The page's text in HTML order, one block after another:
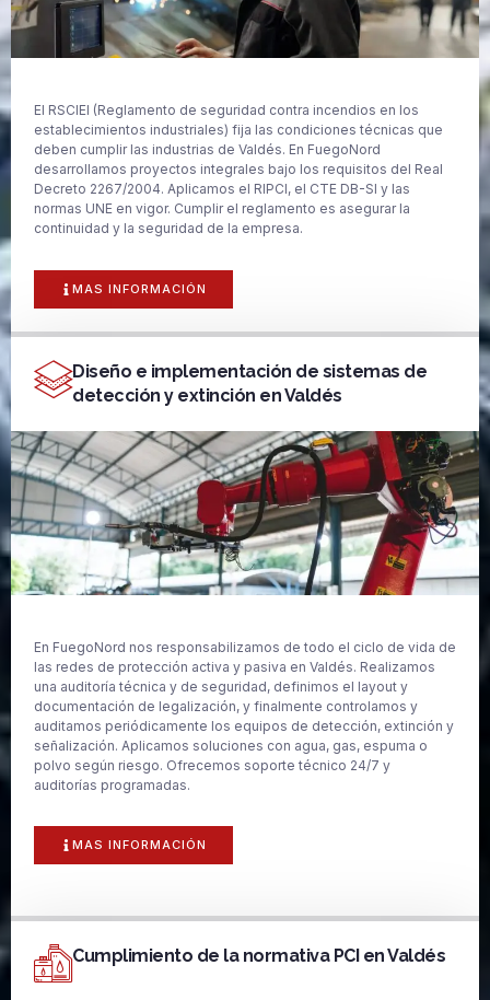
El RSCIEI (Reglamento de seguridad contra incendios en los
establecimientos industriales) fija las condiciones técnicas que
deben cumplir las industrias de Valdés. En FuegoNord
desarrollamos proyectos integrales bajo los requisitos del Real
Decreto 2267/2004. Aplicamos el RIPCI, el CTE DB-SI y las
normas UNE en vigor. Cumplir el reglamento es asegurar la
continuidad y la seguridad de la empresa.
MAS INFORMACIÓN
Diseño e implementación de sistemas de
detección y extinción en Valdés
En FuegoNord nos responsabilizamos de todo el ciclo de vida de
las redes de protección activa y pasiva en Valdés. Realizamos
una auditoría técnica y de seguridad, definimos el layout y
documentación de legalización, y finalmente controlamos y
auditamos periódicamente los equipos de detección, extinción y
señalización. Aplicamos soluciones con agua, gas, espuma o
polvo según riesgo. Ofrecemos soporte técnico 24/7 y
auditorías programadas.
MAS INFORMACIÓN
Cumplimiento de la normativa PCI en Valdés